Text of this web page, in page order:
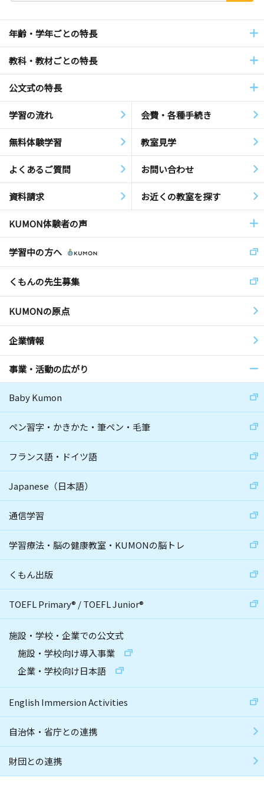
年齢・学年ごとの特長
教科・教材ごとの特長
公文式の特長
学習の流れ 会費・各種手続き
無料体験学習 教室見学
よくあるご質問 お問い合わせ
資料請求 お近くの教室を探す
KUMON体験者の声
学習中の方へ
くもんの先生募集
KUMONの原点
企業情報
事業・活動の広がり
Baby Kumon
ペン習字・かきかた・筆ペン・毛筆
フランス語・ドイツ語
Japanese（日本語）
通信学習
学習療法・脳の健康教室・KUMONの脳トレ
くもん出版
TOEFL Primary® /TOEFL Junior®
施設・学校・企業での公文式
施設・学校向け導入事業
企業・学校向け日本語
English Immersion Activities
自治体・省庁との連携
財団との連携